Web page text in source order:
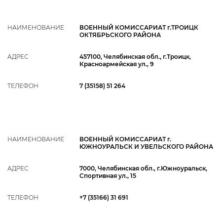
НАИМЕНОВАНИЕ
ВОЕННЫЙ КОМИССАРИАТ г.ТРОИЦК
ОКТЯБРЬСКОГО РАЙОНА
АДРЕС
457100, Челябинская обл., г.Троицк,
Красноармейская ул., 9
ТЕЛЕФОН 7 (35158) 51 264
НАИМЕНОВАНИЕ
ВОЕННЫЙ КОМИССАРИАТ г.
ЮЖНОУРАЛЬСК И УВЕЛЬСКОГО РАЙОНА
АДРЕС
7000, Челябинская обл., г.Южноуральск,
Спортивная ул., 15
ТЕЛЕФОН +7 (35166) 31 691